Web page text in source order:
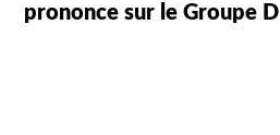
prononce sur le Groupe D